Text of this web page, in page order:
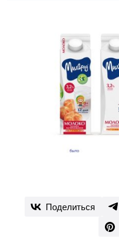
Поделиться